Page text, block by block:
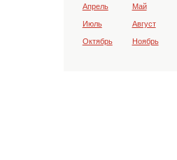
Апрель Май
Июль Август
Октябрь Ноябрь